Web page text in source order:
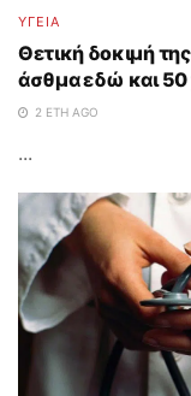
ΥΓΕΙΑ
Θετική δοκιμή
άσθμα εδώ και 50
2 ΈΤΗ AGO
...